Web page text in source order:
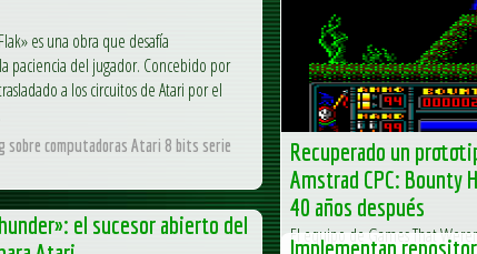
Recuperado un
Amstrad CPC: Bounty
40 años después
El equipo de Games That
es una obra que desafía
paciencia del jugador. Concebido por
a los circuitos de Atari por el
sobre computadoras Atari 8 bits serie
el sucesor abierto del
Implementan